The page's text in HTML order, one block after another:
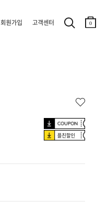
회원가입 고객센터 0
플친할인